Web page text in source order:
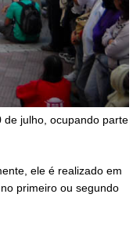
de julho, ocupando parte
ele é realizado em
primeiro ou segundo